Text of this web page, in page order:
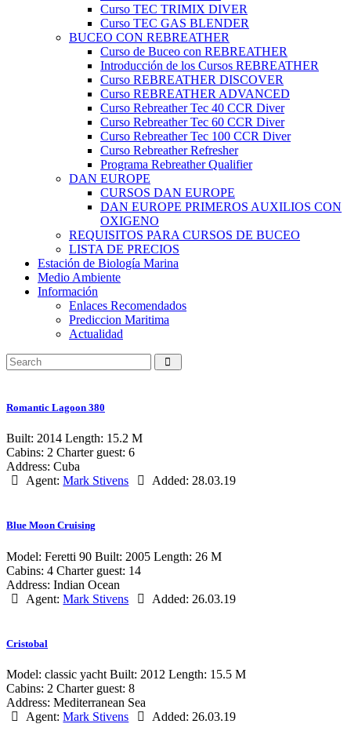
Curso TEC TRIMIX DIVER
Curso TEC GAS BLENDER
BUCEO CON REBREATHER
Curso de Buceo con REBREATHER
Introducción de los Cursos REBREATHER
Curso REBREATHER DISCOVER
Curso REBREATHER ADVANCED
Curso Rebreather Tec 40 CCR Diver
Curso Rebreather Tec 60 CCR Diver
Curso Rebreather Tec 100 CCR Diver
Curso Rebreather Refresher
Programa Rebreather Qualifier
DAN EUROPE
CURSOS DAN EUROPE
DAN EUROPE PRIMEROS AUXILIOS CON
OXIGENO
REQUISITOS PARA CURSOS DE BUCEO
LISTA DE PRECIOS
Estación de Biología Marina
Medio Ambiente
Información
Enlaces Recomendados
Prediccion Maritima
Actualidad
Romantic Lagoon 380
Built: 2014 Length: 15.2 M
Cabins: 2 Charter guest: 6
Address: Cuba
Agent: Mark Stivens Added: 28.03.19
Blue Moon Cruising
Model: Feretti 90 Built: 2005 Length: 26 M
Cabins: 4 Charter guest: 14
Address: Indian Ocean
Agent: Mark Stivens Added: 26.03.19
Cristobal
Model: classic yacht Built: 2012 Length: 15.5 M
Cabins: 2 Charter guest: 8
Address: Mediterranean Sea
Agent: Mark Stivens Added: 26.03.19